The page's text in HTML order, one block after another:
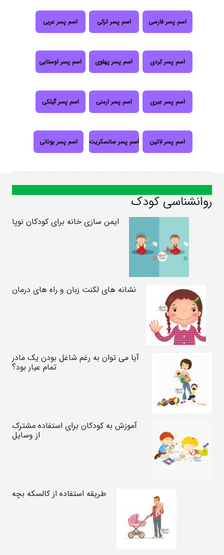
اسم پسر فارسی اسم پسر ترکی اسم پسر عربی
اسم پسر کردی اسم پسر پهلوی اسم پسر اوستایی
اسم پسر عبری اسم پسر ارمنی اسم پسر گیلکی
اسم پسر لاتین اسم پسر سانسکریت اسم پسر یونانی
روانشناسی کودک
ایمن سازی خانه برای کودکان نوپا
نشانه های لکنت زبان و راه های درمان
آیا می توان به رغم شاغل بودن یک مادر
تمام عیار بود؟
آموزش به کودکان برای استفاده مشترک
از وسایل
طریقه استفاده از کالسکه بچه